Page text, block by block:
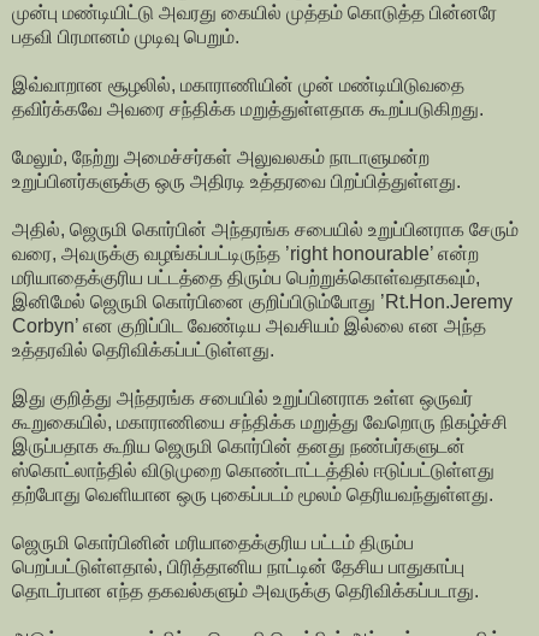
முன்பு மண்டியிட்டு அவரது கையில் முத்தம் கொடுத்த பின்னரே
பதவி பிரமானம் முடிவு பெறும்.
இவ்வாறான சூழலில், மகாராணியின் முன் மண்டியிடுவதை
தவிர்க்கவே அவரை சந்திக்க மறுத்துள்ளதாக கூறப்படுகிறது.
மேலும், நேற்று அமைச்சர்கள் அலுவலகம் நாடாளுமன்ற
உறுப்பினர்களுக்கு ஒரு அதிரடி உத்தரவை பிறப்பித்துள்ளது.
அதில், ஜெருமி கொர்பின் அந்தரங்க சபையில் உறுப்பினராக சேரும்
வரை, அவருக்கு வழங்கப்பட்டிருந்த ’right honourable’ என்ற
மரியாதைக்குரிய பட்டத்தை திரும்ப பெற்றுக்கொள்வதாகவும்,
இனிமேல் ஜெருமி கொர்பினை குறிப்பிடும்போது ’Rt.Hon.Jeremy
Corbyn’ என குறிப்பிட வேண்டிய அவசியம் இல்லை என அந்த
உத்தரவில் தெரிவிக்கப்பட்டுள்ளது.
இது குறித்து அந்தரங்க சபையில் உறுப்பினராக உள்ள ஒருவர்
கூறுகையில், மகாராணியை சந்திக்க மறுத்து வேறொரு நிகழ்ச்சி
இருப்பதாக கூறிய ஜெருமி கொர்பின் தனது நண்பர்களுடன்
ஸ்கொட்லாந்தில் விடுமுறை கொண்டாட்டத்தில் ஈடுப்பட்டுள்ளது
தற்போது வெளியான ஒரு புகைப்படம் மூலம் தெரியவந்துள்ளது.
ஜெருமி கொர்பினின் மரியாதைக்குரிய பட்டம் திரும்ப
பெறப்பட்டுள்ளதால், பிரித்தானிய நாட்டின் தேசிய பாதுகாப்பு
தொடர்பான எந்த தகவல்களும் அவருக்கு தெரிவிக்கப்படாது.